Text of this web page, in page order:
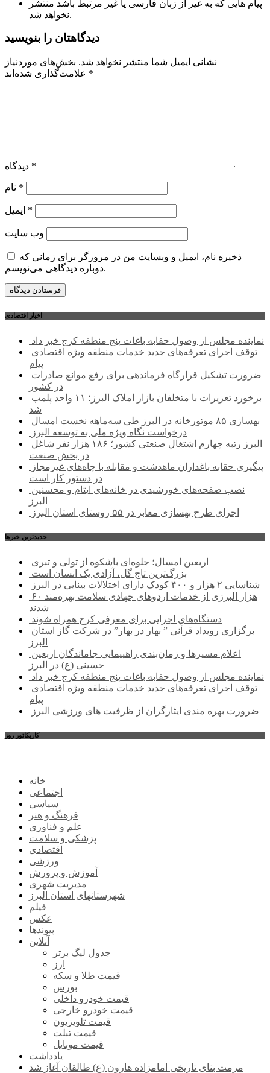
پیام هایی که به غیر از زبان فارسی یا غیر مرتبط باشد منتشر
نخواهد شد.
دیدگاهتان را بنویسید
نشانی ایمیل شما منتشر نخواهد شد. بخش‌های موردنیاز
*
*
*
*
وب‌ سایت
ذخیره نام، ایمیل و وبسایت من در مرورگر برای زمانی که
دوباره دیدگاهی می‌نویسم.
اخبار اقتصادی
نماینده مجلس از وصول حقابه باغات پنج منطقه کرج خبر داد
پیام
در کشور
شد
بهسازی ۸۵ موتورخانه در البرز طی سه‌ماهه نخست امسال
درخواست نگاه ویژه ملی به توسعه البرز
در بخش صنعت
در دستور کار است
البرز
اجرای طرح بهسازی معابر در ۵۵ روستای استان البرز
جديدترين خبرها
اربعین امسال؛ جلوه‌ای باشکوه از تولی و تبری
بزرگ‌ترین تاج گل، آزادی یک انسان است
شناسایی ۲ هزار و ۴۰۰ کودک دارای اختلالات بینایی در البرز
۶۰ هزار البرزی از خدمات اردوهای جهادی سلامت بهره‌مند
شدند
دستگاه‌های اجرایی برای معرفی کرج همراه شوند
البرز
حسینی (ع) در البرز
نماینده مجلس از وصول حقابه باغات پنج منطقه کرج خبر داد
پیام
ضرورت بهره مندی ایثارگران از ظرفیت های ورزشی البرز
کاریکاتور روز
خانه
اجتماعی
سیاسی
فرهنگ و هنر
علم و فناوری
پزشکی و سلامت
اقتصادی
ورزشی
آموزش و پرورش
مدیریت شهری
شهرستانهای استان البرز
فیلم
عکس
پیوندها
آنلاین
جدول لیگ برتر
ارز
قیمت طلا و سکه
بورس
قیمت خودرو داخلی
قیمت خودرو خارجی
قیمت تلویزیون
قیمت تبلت
قیمت موبایل
یادداشت
مرمت بنای تاریخی امامزاده هارون (ع) طالقان آغاز شد